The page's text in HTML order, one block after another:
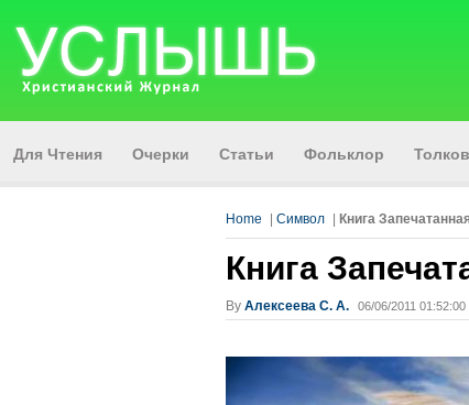
Для Чтения Очерки Статьи Фольклор
Home Символ Книга
Книга
By Алексеева C. A. 06/06/2011 01:52:00